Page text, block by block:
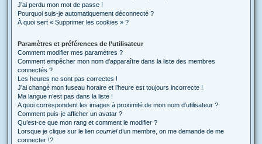
J’ai perdu mon mot de passe !
Pourquoi suis-je automatiquement déconnecté ?
À quoi sert « Supprimer les cookies » ?
Paramètres et préférences de l’utilisateur
Comment modifier mes paramètres ?
Comment empêcher mon nom d’apparaître dans la liste des membres
connectés ?
Les heures ne sont pas correctes !
J’ai changé mon fuseau horaire et l’heure est toujours incorrecte !
Ma langue n’est pas dans la liste !
A quoi correspondent les images à proximité de mon nom d’utilisateur ?
Comment puis-je afficher un avatar ?
Qu’est-ce que mon rang et comment le modifier ?
Lorsque je clique sur le lien courrield’un membre, on me demande de me
connecter !?